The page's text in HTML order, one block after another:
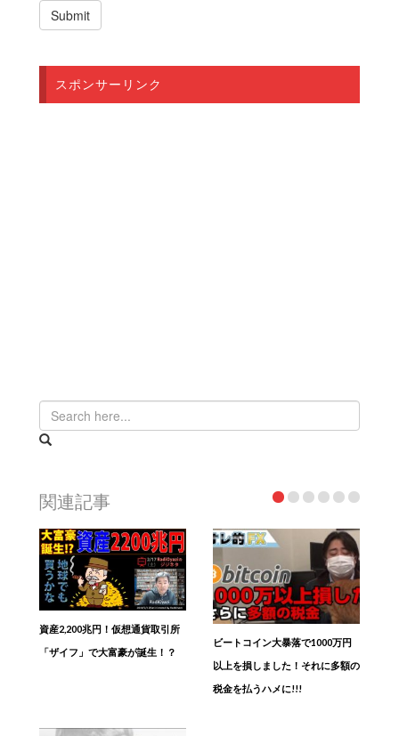
スポンサーリンク
関連記事
資産2,200兆円！仮想通貨取引所
「ザイフ」で大富豪が誕生！？
ビートコイン大暴落で1000万円
以上を損しました！それに多額の
税金を払うハメに!!!